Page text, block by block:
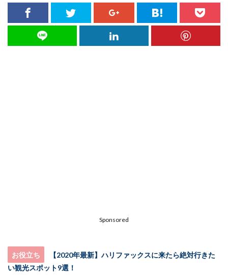
Sponsored
お役立ち
【2020年最新】ハリファックスに来たら絶対行きた
い観光スポット9選！